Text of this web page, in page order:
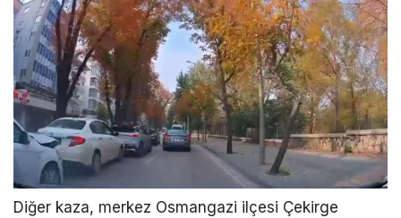
Diğer kaza, merkez Osmangazi ilçesi Çekirge